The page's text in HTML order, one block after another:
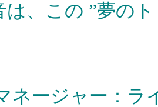
は、この ”夢の
ネージャー：ラ